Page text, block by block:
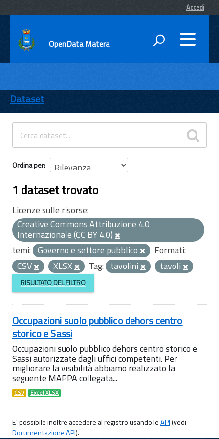
Accedi
OpenData Matera
ENTI
TEMI
INFORMAZIONI
Dataset
Ordina per
1 dataset trovato
Licenze sulle risorse:
Creative Commons Attribuzione 4.0
Internazionale (CC BY 4.0)
temi: Governo e settore pubblico
Formati:
CSV
XLSX Tag: tavolini tavoli
RISULTATO DEL FILTRO
Occupazioni suolo pubblico dehors centro
storico e Sassi
Occupazioni suolo pubblico dehors centro storico e
Sassi autorizzate dagli uffici competenti. Per
migliorare la visibilità abbiamo realizzato la
seguente MAPPA collegata...
CSV Excel XLSX
E' possibile inoltre accedere al registro usando leAPI(vedi
Documentazione API).